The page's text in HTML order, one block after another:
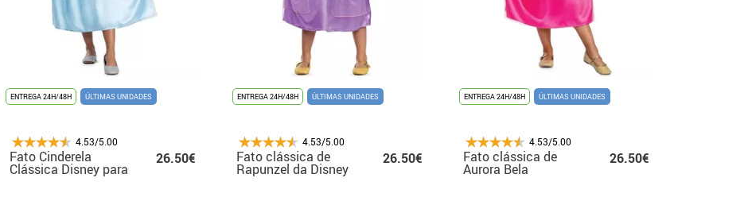
ENTREGA 24H/48H ÚLTIMAS UNIDADES
4.53/5.00
Fato Cinderela
Clássica Disney para
26.50€
ENTREGA 24H/48H ÚLTIMAS UNIDADES
4.53/5.00
Fato clássica de
Rapunzel da Disney
para meninas
26.50€
ENTREGA 24H/48H ÚLTIMAS UNIDADES
4.53/5.00
Fato clássica de
Aurora Bela
26.50€